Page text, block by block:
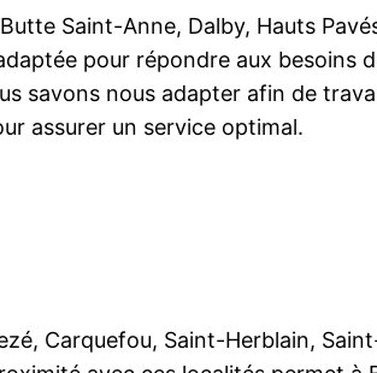
Saint-Anne, Dalby, Hauts
pour répondre aux besoins
savons nous adapter afin de
assurer un service optimal.
Carquefou, Saint-Herblain,